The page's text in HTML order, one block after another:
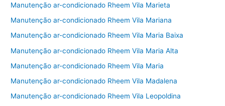
Manutenção ar-condicionado Rheem Vila Marieta
Manutenção ar-condicionado Rheem Vila Mariana
Manutenção ar-condicionado Rheem Vila Maria Baixa
Manutenção ar-condicionado Rheem Vila Maria Alta
Manutenção ar-condicionado Rheem Vila Maria
Manutenção ar-condicionado Rheem Vila Madalena
Manutenção ar-condicionado Rheem Vila Leopoldina